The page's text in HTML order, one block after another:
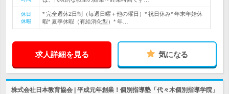
休日
休暇
* 完全週休2日制（毎週日曜＋他の曜日）* 祝日休み* 年末年始休
暇* 夏季休暇（有給消化型）* 年…
求人詳細を見る 気になる
株式会社日本教育協会 | 平成元年創業！個別指導塾「代々木個別指導学院」